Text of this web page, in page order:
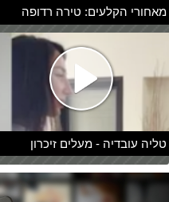
מאחורי הקלעים: טירה רדופה
טליה עובדיה - מעלים זיכרון